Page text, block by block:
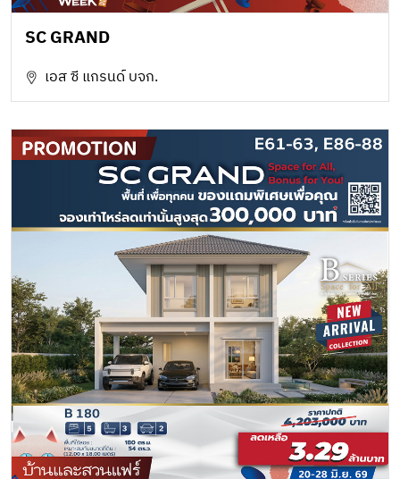
SC GRAND
เอส ซี แกรนด์ บจก.